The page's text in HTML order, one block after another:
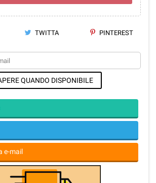
TWITTA PINTEREST
QUANDO DISPONIBILE
e-mail